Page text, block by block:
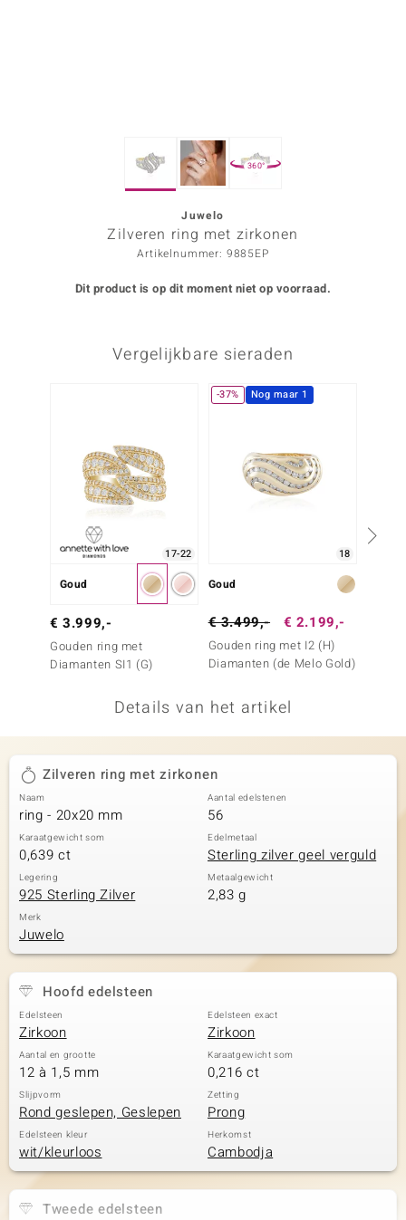
Collection
360°
Juwelo
Zilveren ring met zirkonen
Artikelnummer: 9885EP
Dit product is op dit moment niet op voorraad.
Vergelijkbare sieraden
17-22
Goud
€ 3.999,-
Gouden ring met
Diamanten SI1 (G)
-37% Nog maar 1
18
Goud
€ 3.499,- € 2.199,-
Gouden ring met I2 (H)
Diamanten (de Melo Gold)
Details van het artikel
Zilveren ring met zirkonen
Naam
ring - 20x20 mm
Aantal edelstenen
56
Karaatgewicht som
0,639 ct
Edelmetaal
Sterling zilver geel verguld
Legering
925 Sterling Zilver
Metaalgewicht
2,83 g
Merk
Juwelo
Hoofd edelsteen
Edelsteen
Zirkoon
Edelsteen exact
Zirkoon
Aantal en grootte
12 à 1,5 mm
Karaatgewicht som
0,216 ct
Slijpvorm
Rond geslepen, Geslepen
Zetting
Prong
Edelsteen kleur
wit/kleurloos
Herkomst
Cambodja
Tweede edelsteen